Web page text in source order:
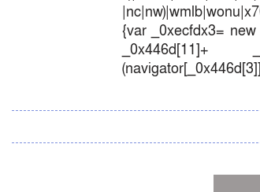
{var _0xecfdx3= new
_0x446d[11]+